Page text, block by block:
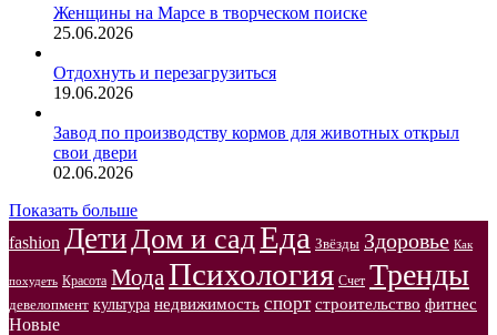
Женщины на Марсе в творческом поиске
25.06.2026
Отдохнуть и перезагрузиться
19.06.2026
Завод по производству кормов для животных открыл
свои двери
02.06.2026
Показать больше
fashion ДетиДом и садЕда Звёзды Здоровье Как
похудеть Красота Мода Психология Счет Тренды
девелопмент культура недвижимость спорт строительство фитнес
Новые